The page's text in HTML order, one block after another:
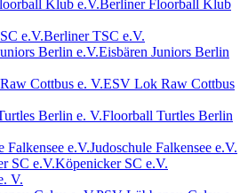
Berliner Floorball Klub
Berliner TSC e.V.
Eisbären Juniors Berlin
ESV Lok Raw Cottbus
Floorball Turtles Berlin
Judoschule Falkensee e.V.
Köpenicker SC e.V.
V.